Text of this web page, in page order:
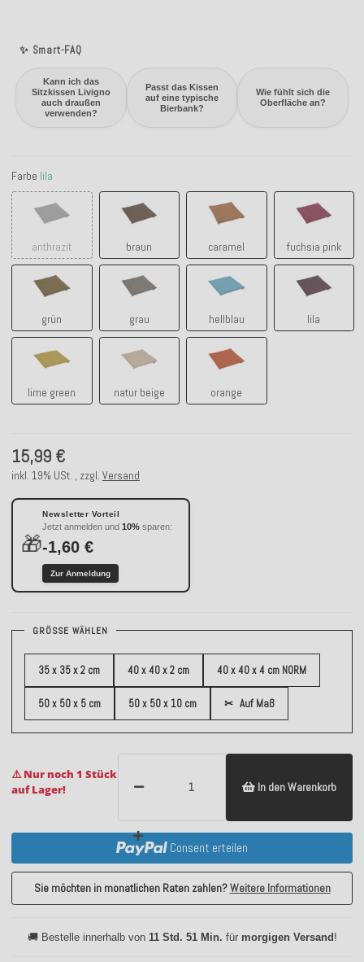
✨ Smart-FAQ
Kann ich das
Sitzkissen Livigno
auch draußen
verwenden?
Passt das Kissen
auf eine typische
Bierbank?
Wie fühlt sich die
Oberfläche an?
Farbe lila
anthrazit
anthrazit
braun
braun
caramel
caramel
fuchsia pink
fuchsia
grün
grün
grau
grau
hellblau lila
lila
lime green
lime green
natur beige
natur beige
orange
orange
15,99 €
inkl. 19% USt. , zzgl. Versand
🎁
Newsletter Vorteil
Jetzt anmelden und 10% sparen:
-1,60 €
Zur Anmeldung
GRÖSSE WÄHLEN
35 x 35 x 2 cm 40 x 40 x 2 cm 40 x 40 x 4 cm NORM
50 x 50 x 5 cm 50 x 50 x 10 cm ✂ Auf Maß
⚠️ Nur noch 1 Stück
auf Lager!
In den Warenkorb
Consent erteilen
Sie möchten in monatlichen Raten zahlen?Weitere Informationen
🚚 Bestelle innerhalb von 11 Std. 51 Min. für morgigen Versand!